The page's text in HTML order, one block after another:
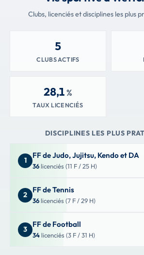
Clubs, licenciés et disciplines les plus
5
CLUBS ACTIFS
28,1%
TAUX LICENCIÉS
DISCIPLINES LES PLUS
1
FF de Judo, Jujitsu, Kendo et DA
36 licenciés (11 F / 25 H)
2
FF de Tennis
36 licenciés (7 F / 29 H)
3
FF de Football
34 licenciés (3 F / 31 H)